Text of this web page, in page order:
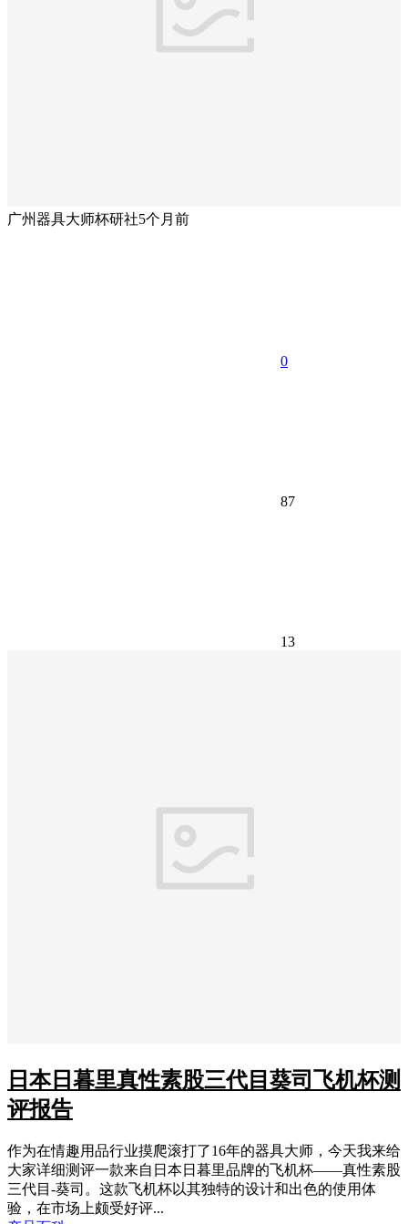
广州器具大师杯研社5个月前
0
87
13
日本日暮里真性素股三代目葵司飞机杯测
评报告
作为在情趣用品行业摸爬滚打了16年的器具大师，今天我来给
大家详细测评一款来自日本日暮里品牌的飞机杯——真性素股
三代目-葵司。这款飞机杯以其独特的设计和出色的使用体
验，在市场上颇受好评...